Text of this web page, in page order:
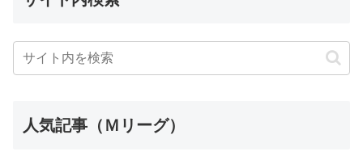
人気記事（Ｍリーグ）